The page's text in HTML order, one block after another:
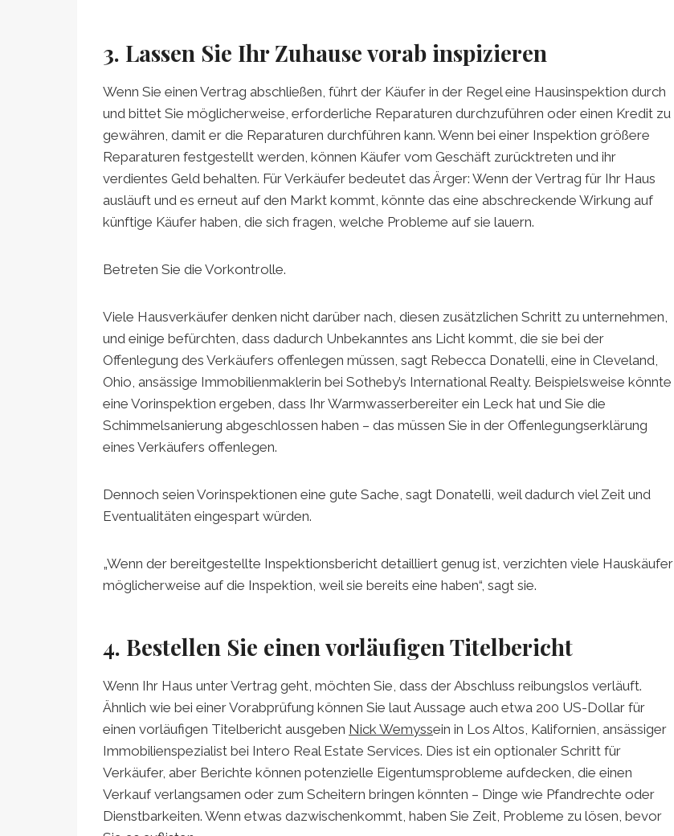
3. Lassen Sie Ihr Zuhause vorab inspizieren
Wenn Sie einen Vertrag abschließen, führt der Käufer in der Regel eine Hausinspektion durch
und bittet Sie möglicherweise, erforderliche Reparaturen durchzuführen oder einen Kredit zu
gewähren, damit er die Reparaturen durchführen kann. Wenn bei einer Inspektion größere
Reparaturen festgestellt werden, können Käufer vom Geschäft zurücktreten und ihr
verdientes Geld behalten. Für Verkäufer bedeutet das Ärger: Wenn der Vertrag für Ihr Haus
ausläuft und es erneut auf den Markt kommt, könnte das eine abschreckende Wirkung auf
künftige Käufer haben, die sich fragen, welche Probleme auf sie lauern.
Betreten Sie die Vorkontrolle.
Viele Hausverkäufer denken nicht darüber nach, diesen zusätzlichen Schritt zu unternehmen,
und einige befürchten, dass dadurch Unbekanntes ans Licht kommt, die sie bei der
Offenlegung des Verkäufers offenlegen müssen, sagt Rebecca Donatelli, eine in Cleveland,
Ohio, ansässige Immobilienmaklerin bei Sotheby’s International Realty. Beispielsweise könnte
eine Vorinspektion ergeben, dass Ihr Warmwasserbereiter ein Leck hat und Sie die
Schimmelsanierung abgeschlossen haben – das müssen Sie in der Offenlegungserklärung
eines Verkäufers offenlegen.
Dennoch seien Vorinspektionen eine gute Sache, sagt Donatelli, weil dadurch viel Zeit und
Eventualitäten eingespart würden.
„Wenn der bereitgestellte Inspektionsbericht detailliert genug ist, verzichten viele Hauskäufer
möglicherweise auf die Inspektion, weil sie bereits eine haben“, sagt sie.
4. Bestellen Sie einen vorläufigen Titelbericht
Wenn Ihr Haus unter Vertrag geht, möchten Sie, dass der Abschluss reibungslos verläuft.
Ähnlich wie bei einer Vorabprüfung können Sie laut Aussage auch etwa 200 US-Dollar für
einen vorläufigen Titelbericht ausgeben Nick Wemyssein in Los Altos, Kalifornien, ansässiger
Immobilienspezialist bei Intero Real Estate Services. Dies ist ein optionaler Schritt für
Verkäufer, aber Berichte können potenzielle Eigentumsprobleme aufdecken, die einen
Verkauf verlangsamen oder zum Scheitern bringen könnten – Dinge wie Pfandrechte oder
Dienstbarkeiten. Wenn etwas dazwischenkommt, haben Sie Zeit, Probleme zu lösen, bevor